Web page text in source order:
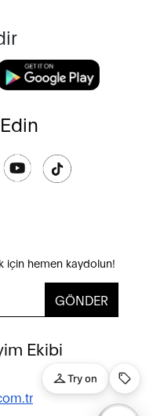
için hemen kaydolun!
GÖNDER
Ekibi